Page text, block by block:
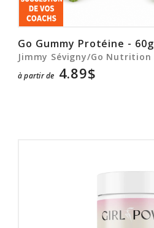
Go Gummy Protéine - 60g
Jimmy Sévigny/Go Nutrition
à partir de 4.89$